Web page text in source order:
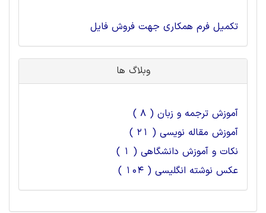
تکمیل فرم همکاری جهت فروش فایل
وبلاگ ها
آموزش ترجمه و زبان ( 8 )
آموزش مقاله نویسی ( 21 )
نکات و آموزش دانشگاهی ( 1 )
عکس نوشته انگلیسی ( 104 )